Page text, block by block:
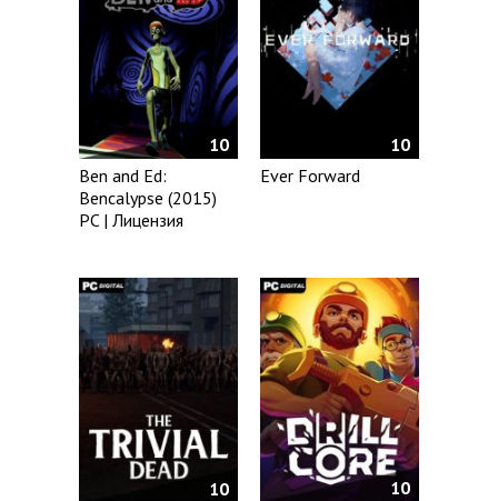
10
Ben and Ed:
Bencalypse (2015)
PC | Лицензия
10
Ever Forward
10
10